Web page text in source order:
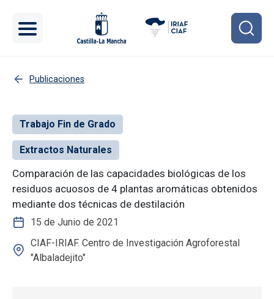
Publicaciones
Trabajo Fin de Grado
Extractos Naturales
Comparación de las capacidades biológicas de los
residuos acuosos de 4 plantas aromáticas obtenidos
mediante dos técnicas de destilación
15 de Junio de 2021
CIAF-IRIAF. Centro de Investigación Agroforestal
"Albaladejito"